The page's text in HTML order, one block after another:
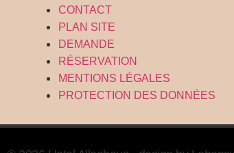
CONTACT
PLAN SITE
DEMANDE
RÉSERVATION
MENTIONS LÉGALES
PROTECTION DES DONNÉES